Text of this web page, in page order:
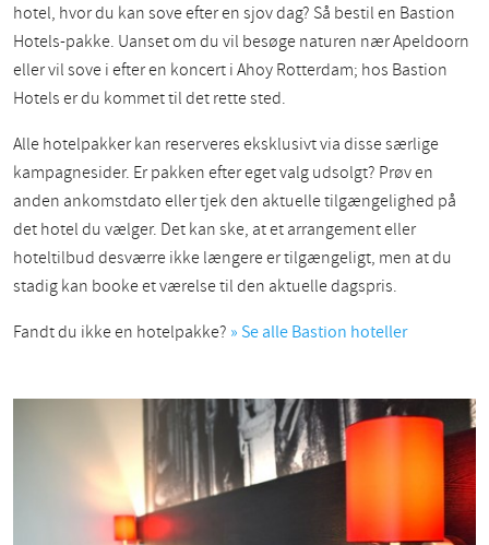
hotel, hvor du kan sove efter en sjov dag? Så bestil en Bastion
Hotels-pakke. Uanset om du vil besøge naturen nær Apeldoorn
eller vil sove i efter en koncert i Ahoy Rotterdam; hos Bastion
Hotels er du kommet til det rette sted.
Alle hotelpakker kan reserveres eksklusivt via disse særlige
kampagnesider. Er pakken efter eget valg udsolgt? Prøv en
anden ankomstdato eller tjek den aktuelle tilgængelighed på
det hotel du vælger. Det kan ske, at et arrangement eller
hoteltilbud desværre ikke længere er tilgængeligt, men at du
stadig kan booke et værelse til den aktuelle dagspris.
Fandt du ikke en hotelpakke? » Se alle Bastion hoteller